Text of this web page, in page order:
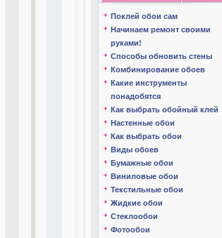
Поклей обои сам
Начинаем ремонт своими
руками!
Способы обновить стены
Комбинирование обоев
Какие инструменты
понадобятся
Как выбрать обойный клей
Настенные обои
Как выбрать обои
Виды обоев
Бумажные обои
Виниловые обои
Текстильные обои
Жидкие обои
Стеклообои
Фотообои